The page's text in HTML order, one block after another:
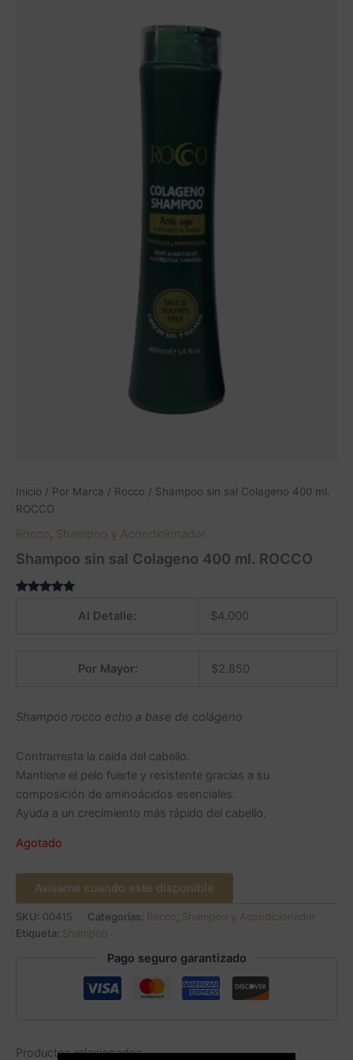
Inicio / Por Marca / Rocco / Shampoo sin sal Colageno 400 ml.
ROCCO
Rocco, Shampoo y Acondicionador
Shampoo sin sal Colageno 400 ml. ROCCO
Al Detalle: $4.000
Por Mayor: $2.850
Shampoo rocco echo a base de colágeno
Contrarresta la caída del cabello.
Mantiene el pelo fuerte y resistente gracias a su
composición de aminoácidos esenciales.
Ayuda a un crecimiento más rápido del cabello.
Agotado
Avísame cuando este disponible
SKU: 00415 Categorías: Rocco Shampoo y Acondicionador
Etiqueta: Shampoo
Pago seguro garantizado
Productos relacionados